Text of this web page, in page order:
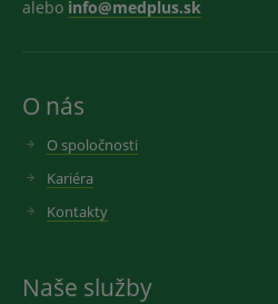
O nás
O spoločnosti
Kariéra
Kontakty
Naše služby
alebo info@medplus.sk